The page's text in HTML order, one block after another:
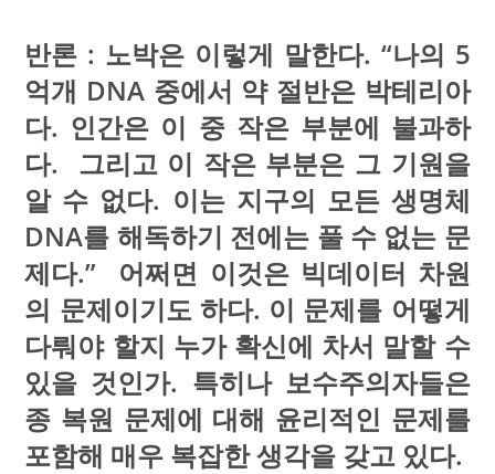
반론 : 노박은 이렇게 말한다. “나의 5
억개 DNA 중에서 약 절반은 박테리아
다. 인간은 이 중 작은 부분에 불과하
다. 그리고 이 작은 부분은 그 기원을
알 수 없다. 이는 지구의 모든 생명체
DNA를 해독하기 전에는 풀 수 없는 문
제다.” 어쩌면 이것은 빅데이터 차원
의 문제이기도 하다. 이 문제를 어떻게
다뤄야 할지 누가 확신에 차서 말할 수
있을 것인가. 특히나 보수주의자들은
종 복원 문제에 대해 윤리적인 문제를
포함해 매우 복잡한 생각을 갖고 있다.